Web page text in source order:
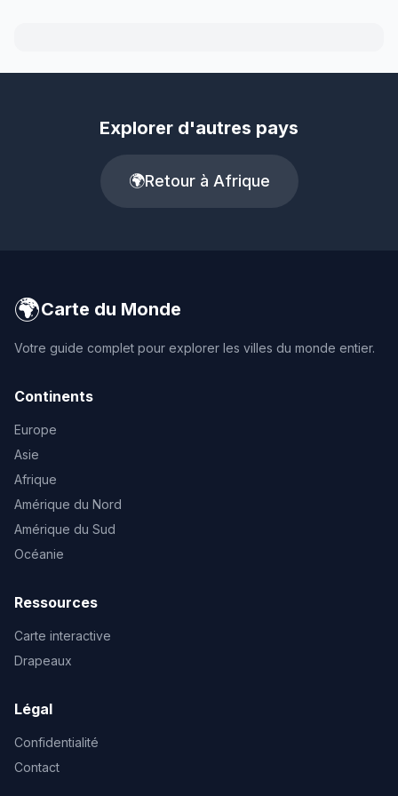
Explorer d'autres pays
🌍Retour à Afrique
🌍Carte du Monde
Votre guide complet pour explorer les villes du monde entier.
Continents
Europe
Asie
Afrique
Amérique du Nord
Amérique du Sud
Océanie
Ressources
Carte interactive
Drapeaux
Légal
Confidentialité
Contact